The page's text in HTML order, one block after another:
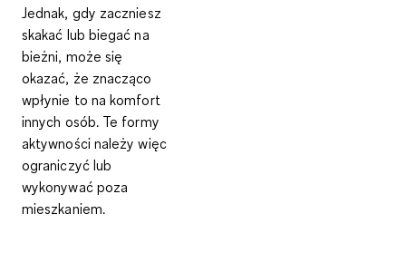
Jednak, gdy zaczniesz
skakać lub biegać na
bieżni, może się
okazać, że znacząco
wpłynie to na komfort
innych osób. Te formy
aktywności należy więc
ograniczyć lub
wykonywać poza
mieszkaniem.